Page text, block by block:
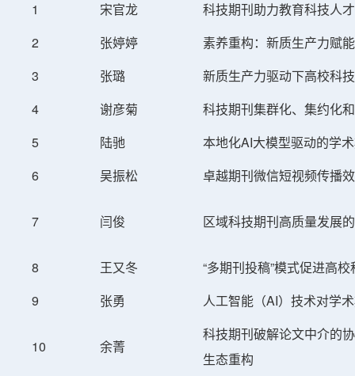
1
宋官龙
科技期刊助力教育科技人
2
张婷婷
素养重构：新质生产力赋
3
张璐
新质生产力驱动下高校科
4
谢彦菊
科技期刊集群化、集约化
5
陆驰
本地化AI大模型驱动的学
6
吴振松 卓越期刊微信短视频传播
7 闫俊 区域科技期刊高质量发展
8 王又冬
“多期刊投稿”模式促进高
9
张勇 人工智能（AI）技术对学
10 余菁
科技期刊破解论文中介的
生态重构